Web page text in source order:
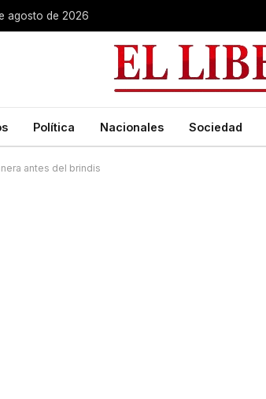
agosto de 2026
Política Nacionales Sociedad
antes del brindis